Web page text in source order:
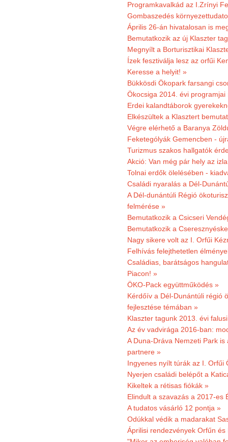
Programkavalkád az I.Zrínyi
Gombaszedés
Április 26-án hivatalosan is
Bemutatkozik az új Klaszter
Megnyílt a Borturisztikai
Ízek fesztiválja lesz az orfűi
Keresse a helyit! »
Bükkösdi Ökopark farsangi
Ökocsiga 2014. évi programjai
Erdei kalandtáborok
Elkészültek a Klasztert
Végre elérhető a Baranya
Feketególyák Gemencben -
Turizmus szakos hallgatók
Akció: Van még pár hely az
Tolnai erdők ölelésében -
Családi nyaralás a Dél-
A Dél-dunántúli Régió
felmérése »
Bemutatkozik a Csicseri
Bemutatkozik a
Nagy sikere volt az I. Orfűi
Felhívás felejthetetlen
Családias, barátságos
Piacon! »
ÖKO-Pack együttműködés »
Kérdőív a Dél-Dunántúli régió
fejlesztése témában »
Klaszter tagunk 2013. évi
Az év vadvirága 2016-ban:
A Duna-Dráva Nemzeti Park
partnere »
Ingyenes nyílt túrák az I. Orfűi
Nyerjen családi belépőt a
Kikeltek a rétisas fiókák »
Elindult a szavazás a 2017-es
A tudatos vásárló 12 pontja »
Odúkkal védik a madarakat
Áprilisi rendezvények Orfűn és